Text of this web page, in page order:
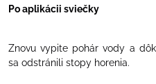
Po aplikácii sviečky
Znovu vypite pohár vody a
sa odstránili stopy horenia.